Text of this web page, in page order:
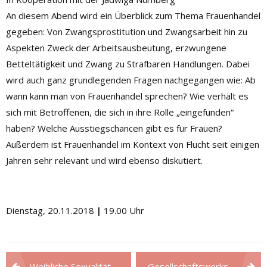
An diesem Abend wird ein Überblick zum Thema Frauenhandel
gegeben: Von Zwangsprostitution und Zwangsarbeit hin zu
Aspekten Zweck der Arbeitsausbeutung, erzwungene
Betteltätigkeit und Zwang zu Strafbaren Handlungen. Dabei
wird auch ganz grundlegenden Fragen nachgegangen wie: Ab
wann kann man von Frauenhandel sprechen? Wie verhält es
sich mit Betroffenen, die sich in ihre Rolle „eingefunden“
haben? Welche Ausstiegschancen gibt es für Frauen?
Außerdem ist Frauenhandel im Kontext von Flucht seit einigen
Jahren sehr relevant und wird ebenso diskutiert.
Dienstag, 20.11.2018 | 19.00 Uhr